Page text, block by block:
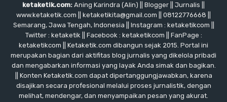
ketaketik.com: Aning Karindra (Alin) || Blogger || Jurnalis ||
www.ketaketik.com || ketaketikita@gmail.com || 08122776668 ||
Semarang, Jawa Tengah, Indonesia || Instagram : ketaketikcom ||
Twitter : ketaketik || Facebook : ketaketikcom || FanPage :
ketaketikcom || Ketaketik.com dibangun sejak 2015. Portal ini
merupakan bagian dari aktifitas blog jurnalis yang dikelola pribadi
dan mengabarkan informasi yang layak Anda simak dan bagikan.
|| Konten Ketaketik.com dapat dipertanggungjawabkan, karena
disajikan secara profesional melalui proses jurnalistik, dengan
melihat, mendengar, dan menyampaikan pesan yang akurat.